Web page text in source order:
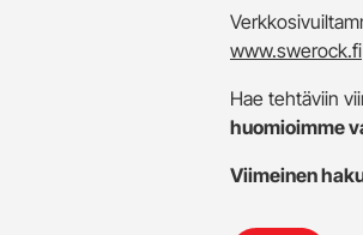
www.swerock.fi
Hae tehtäviin
huomioimme
Viimeinen